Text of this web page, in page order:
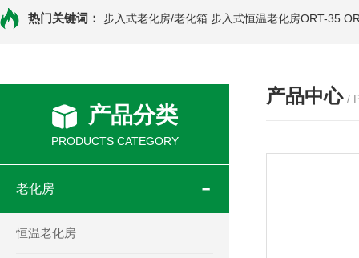
热门关键词： 步入式老化房/老化箱 步入式恒温老化房ORT-35
产品分类
PRODUCTS CATEGORY
老化房
恒温老化房
产品中心 /